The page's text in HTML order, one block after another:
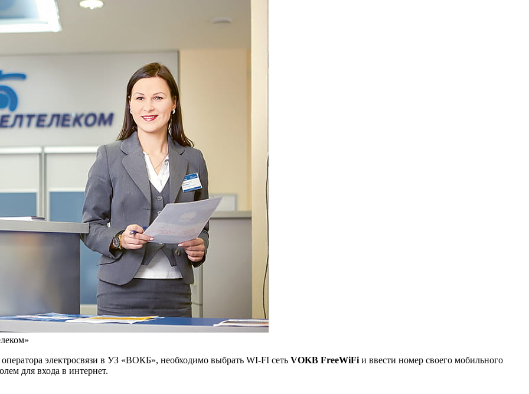
электросвязи в УЗ «ВОКБ», необходимо выбрать WI-FI сеть VOKB FreeWiFi и ввести номер своего мобильного
для входа в интернет.